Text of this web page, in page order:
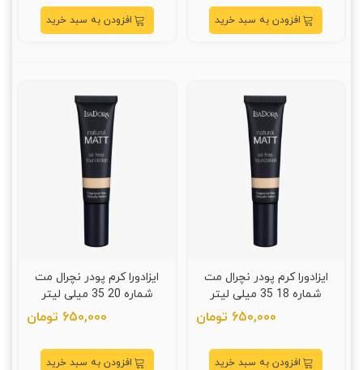
افزودن به سبد خرید افزودن به سبد خرید
ایزادورا کرم پودر نچرال مت
شماره 18 35 میلی لیتر
650,000 تومان
افزودن به سبد خرید
ایزادورا کرم پودر نچرال مت
شماره 20 35 میلی لیتر
650,000 تومان
افزودن به سبد خرید